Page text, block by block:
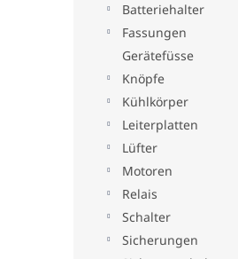
Batteriehalter
Fassungen
Gerätefüsse
Knöpfe
Kühlkörper
Leiterplatten
Lüfter
Motoren
Relais
Schalter
Sicherungen